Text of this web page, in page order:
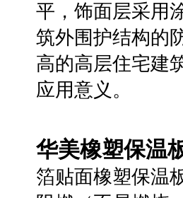
平，饰面层采用
筑外围护结构的
高的高层住宅建
应用意义。
华美橡塑保温
箔贴面橡塑保温